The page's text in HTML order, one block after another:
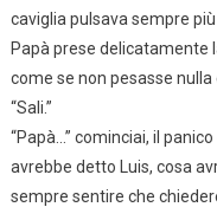
caviglia pulsava sempre
Papà prese delicatamente
come se non pesasse nulla
“Sali.”
“Papà…” cominciai, il
avrebbe detto Luis, cosa
sempre sentire che